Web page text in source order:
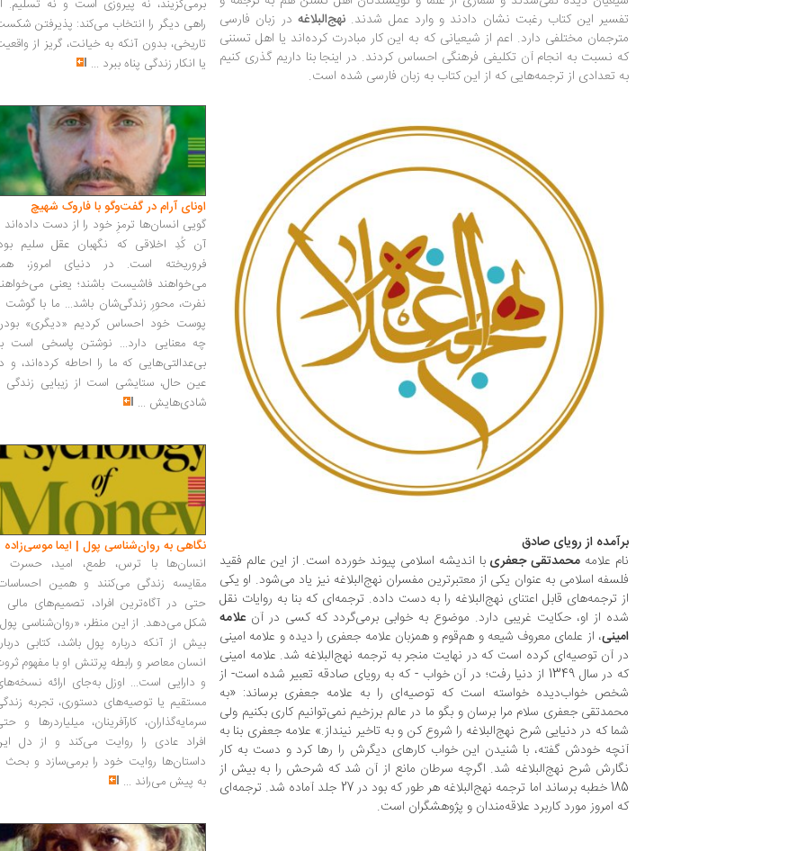
تفسیر این کتاب رغبت نشان دادند و وارد عمل شدند.نهج‌البلاغه در زبان فارسی
مترجمان مختلفی دارد. اعم از شیعیانی که به این کار مبادرت کرده‌اند یا اهل تسننی
که نسبت به انجام آن تکلیفی فرهنگی احساس کردند. در اینجا بنا داریم گذری کنیم
به تعدادی از ترجمه‌هایی که از این کتاب به زبان فارسی شده است.
برآمده از رویای صادق
نام علامه محمدتقی جعفری با اندیشه اسلامی پیوند خورده است. از این عالم فقید
فلسفه اسلامی به عنوان یکی از معتبرترین مفسران نهج‌البلاغه نیز یاد می‌شود. او یکی
از ترجمه‌های قابل ‌اعتنای نهج‌البلاغه را به دست داده. ترجمه‌ای که بنا به روایات نقل‌‌
شده از او، حکایت غریبی دارد. موضوع به خوابی برمی‌گردد که کسی در آن علامه
امینی، از علمای معروف شیعه و هم‌قوم و همزبان علامه جعفری را دیده و علامه امینی
در آن توصیه‌ای کرده است که در نهایت منجر به ترجمه نهج‌البلاغه شد. علامه امینی
که در سال 1349 از دنیا رفت؛ در آن خواب - که به رویای صادقه تعبیر شده است- از
شخص خواب‌دیده خواسته است که توصیه‌ای را به علامه جعفری برساند: «به
محمدتقی جعفری سلام مرا برسان و بگو ما در عالم برزخیم نمی‌توانیم کاری بکنیم ولی
شما که در دنیایی شرح نهج‌البلاغه را شروع کن و به تاخیر نینداز.» علامه جعفری بنا به
آنچه خودش گفته، با شنیدن این خواب کارهای دیگرش را رها کرد و دست به کار
نگارش شرح نهج‌البلاغه شد. اگرچه سرطان مانع از آن شد که شرحش را به بیش از
185 خطبه برساند اما ترجمه نهج‌البلاغه هر طور که بود در 27 جلد آماده شد. ترجمه‌ای
که امروز مورد کاربرد علاقه‌مندان و پژوهشگران است.
برمی‌گزیند، نه پیروزی است و نه تسلیم.
راهی دیگر را انتخاب می‌کند: پذیرفتن
تاریخی، بدون آنکه به خیانت، گریز از
یا انکار زندگی پناه ببرد ...
اونای آرام در گفت‌وگو با فاروک شهیچ‭
گویی انسان‌ها ترمزِ خود را از دست داده‌اند
آن کُدِ اخلاقی که نگهبان عقل سلیم
فروریخته است. در دنیای امروز،
می‌خواهند فاشیست باشند؛ یعنی
نفرت، محورِ زندگی‌شان باشد... ما با گوشت
پوست خود احساس کردیم «دیگری»
چه معنایی دارد... نوشتن پاسخی است
بی‌عدالتی‌هایی که ما را احاطه کرده‌اند، و
عین حال، ستایشی است از زیبایی زندگی
شادی‌هایش ...
نگاهی به روان‌شناسی پول | ایما موسی‌زاده
انسان‌ها با ترس، طمع، امید، حسرت
مقایسه زندگی می‌کنند و همین
حتی در آگاه‌ترین افراد، تصمیم‌های مالی
شکل می‌دهد. از این منظر، «روان‌شناسی
بیش از آنکه درباره پول باشد، کتابی
انسان معاصر و رابطه پرتنش او با مفهوم
و دارایی است... اوزل به‌جای ارائه
مستقیم یا توصیه‌های دستوری، تجربه
سرمایه‌گذاران، کارآفرینان، میلیاردرها و
افراد عادی را روایت می‌کند و از دل
داستان‌ها روایت خود را برمی‌سازد و بحث
به پیش می‌راند ...